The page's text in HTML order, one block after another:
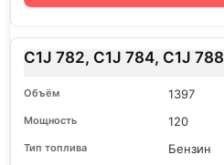
C1J 782, C1J 784, C1J 788
1397
120
Бензин